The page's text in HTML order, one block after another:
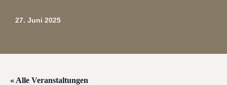
27. Juni 2025
« Alle Veranstaltungen